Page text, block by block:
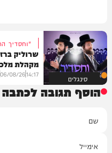
סינגלים
"וחסדיך
שרוליק
מקהלת
14:17
06/08/26
הוסף תגובה לכתבה